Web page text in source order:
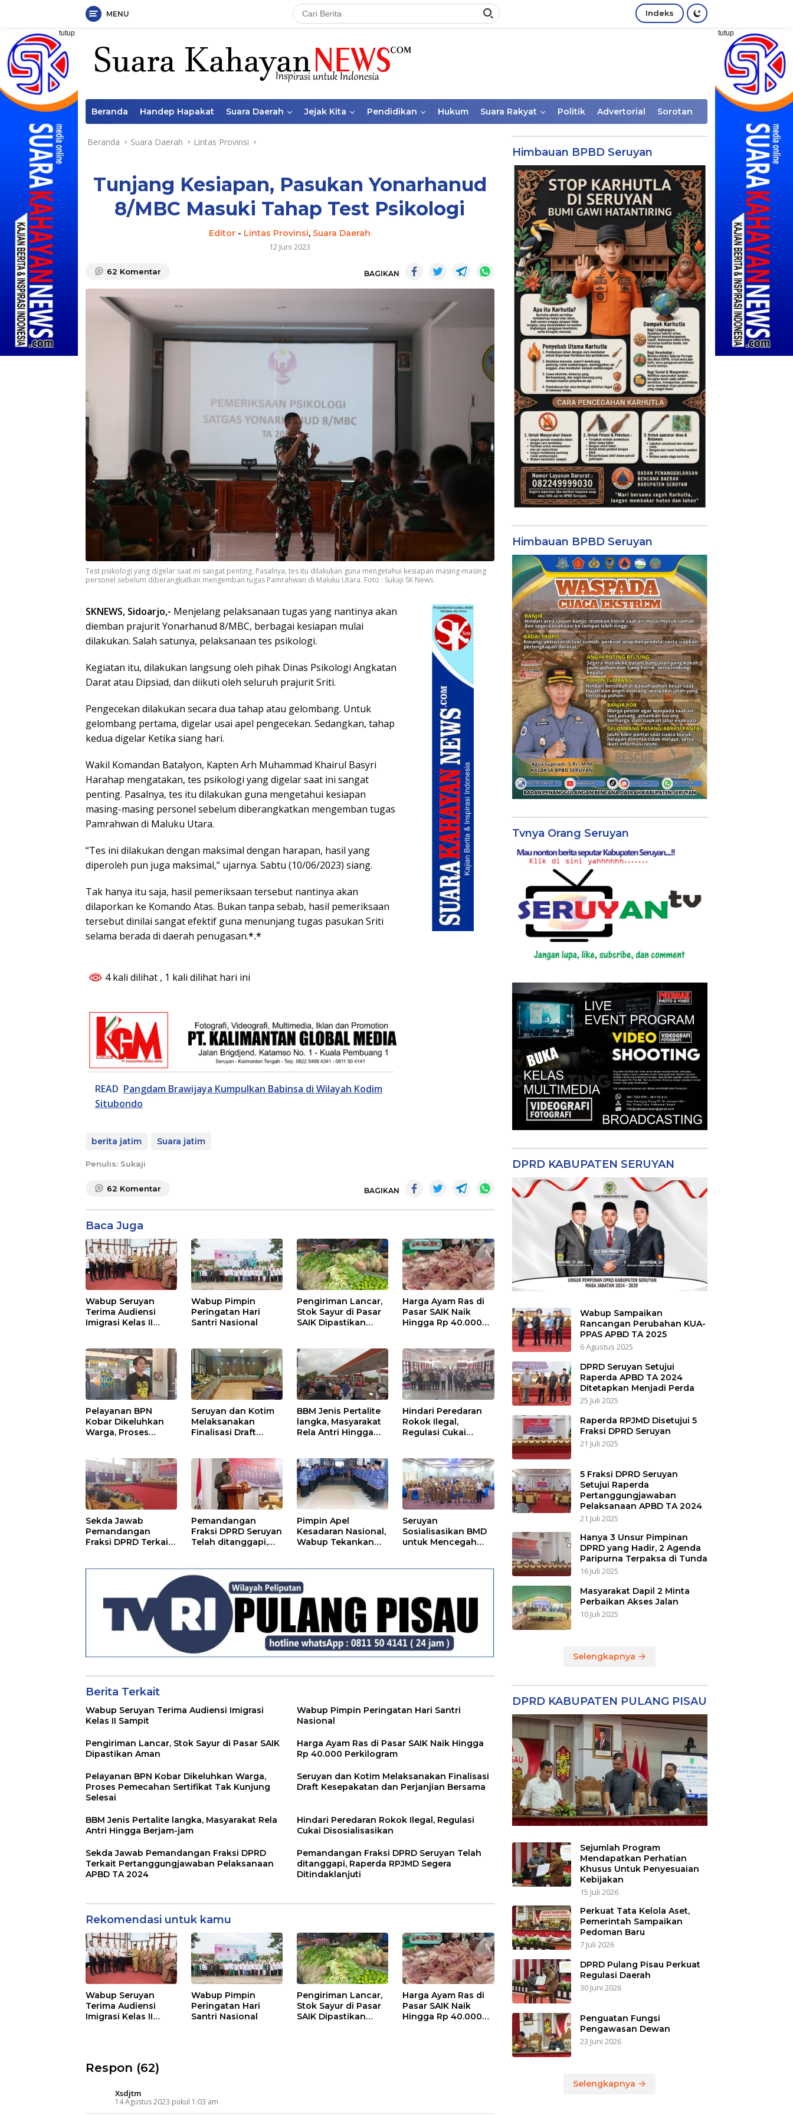
Langsung
konten
MENU Indeks
tutup tutup
Beranda Handep Hapakat Suara Daerah Jejak Kita Pendidikan Hukum Suara Rakyat Politik Advertorial Sorotan
Beranda Suara Daerah Lintas Provinsi
Tunjang Kesiapan, Pasukan Yonarhanud
8/MBC Masuki Tahap Test Psikologi
Editor - Lintas Provinsi, Suara Daerah
12 Juni 2023
62 Komentar BAGIKAN
Test psikologi yang digelar saat ini sangat penting. Pasalnya, tes itu dilakukan guna mengetahui kesiapan masing-masing
personel sebelum diberangkatkan mengemban tugas Pamrahwan di Maluku Utara. Foto : Sukaji SK News
SKNEWS, Sidoarjo,- Menjelang pelaksanaan tugas yang nantinya akan
diemban prajurit Yonarhanud 8/MBC, berbagai kesiapan mulai
dilakukan. Salah satunya, pelaksanaan tes psikologi.
Kegiatan itu, dilakukan langsung oleh pihak Dinas Psikologi Angkatan
Darat atau Dipsiad, dan diikuti oleh seluruh prajurit Sriti.
Pengecekan dilakukan secara dua tahap atau gelombang. Untuk
gelombang pertama, digelar usai apel pengecekan. Sedangkan, tahap
kedua digelar Ketika siang hari.
Wakil Komandan Batalyon, Kapten Arh Muhammad Khairul Basyri
Harahap mengatakan, tes psikologi yang digelar saat ini sangat
penting. Pasalnya, tes itu dilakukan guna mengetahui kesiapan
masing-masing personel sebelum diberangkatkan mengemban tugas
Pamrahwan di Maluku Utara.
“Tes ini dilakukan dengan maksimal dengan harapan, hasil yang
diperoleh pun juga maksimal,” ujarnya. Sabtu (10/06/2023) siang.
Tak hanya itu saja, hasil pemeriksaan tersebut nantinya akan
dilaporkan ke Komando Atas. Bukan tanpa sebab, hasil pemeriksaan
tersebut dinilai sangat efektif guna menunjang tugas pasukan Sriti
selama berada di daerah penugasan.*.*
4 kali dilihat , 1 kali dilihat hari ini
READ Pangdam Brawijaya Kumpulkan Babinsa di Wilayah Kodim
Situbondo
berita jatim Suara jatim
Penulis: Sukaji
62 Komentar BAGIKAN
Baca Juga
Wabup Seruyan
Terima Audiensi
Imigrasi Kelas II
Wabup Pimpin
Peringatan Hari
Santri Nasional
Pengiriman Lancar,
Stok Sayur di Pasar
SAIK Dipastikan
Harga Ayam Ras di
Pasar SAIK Naik
Hingga Rp 40.000
Pelayanan BPN
Kobar Dikeluhkan
Warga, Proses
Kunjung Selesai
Seruyan dan Kotim
Melaksanakan
Finalisasi Draft
BBM Jenis Pertalite
langka, Masyarakat
Rela Antri Hingga
Hindari Peredaran
Rokok Ilegal,
Regulasi Cukai
Sekda Jawab
Pemandangan
Fraksi DPRD Terkait
Pemandangan
Fraksi DPRD Seruyan
Telah ditanggapi,
Ditindaklanjuti
Pimpin Apel
Kesadaran Nasional,
Wabup Tekankan
Seruyan
Sosialisasikan BMD
untuk Mencegah
Berita Terkait
Wabup Seruyan Terima Audiensi Imigrasi
Kelas II Sampit
Wabup Pimpin Peringatan Hari Santri
Nasional
Pengiriman Lancar, Stok Sayur di Pasar SAIK
Dipastikan Aman
Harga Ayam Ras di Pasar SAIK Naik Hingga
Rp 40.000 Perkilogram
Pelayanan BPN Kobar Dikeluhkan Warga,
Proses Pemecahan Sertifikat Tak Kunjung
Selesai
Seruyan dan Kotim Melaksanakan Finalisasi
Draft Kesepakatan dan Perjanjian Bersama
BBM Jenis Pertalite langka, Masyarakat Rela
Antri Hingga Berjam-jam
Hindari Peredaran Rokok Ilegal, Regulasi
Cukai Disosialisasikan
Sekda Jawab Pemandangan Fraksi DPRD
Terkait Pertanggungjawaban Pelaksanaan
APBD TA 2024
Pemandangan Fraksi DPRD Seruyan Telah
ditanggapi, Raperda RPJMD Segera
Ditindaklanjuti
Rekomendasi untuk kamu
Wabup Seruyan
Terima Audiensi
Imigrasi Kelas II
Wabup Pimpin
Peringatan Hari
Santri Nasional
Pengiriman Lancar,
Stok Sayur di Pasar
SAIK Dipastikan
Harga Ayam Ras di
Pasar SAIK Naik
Hingga Rp 40.000
Respon (62)
Xsdjtm
14 Agustus 2023 pukul 1:03 am
Himbauan BPBD Seruyan
Himbauan BPBD Seruyan
Tvnya Orang Seruyan
DPRD KABUPATEN SERUYAN
Wabup Sampaikan
Rancangan Perubahan KUA-
PPAS APBD TA 2025
6 Agustus 2025
DPRD Seruyan Setujui
Raperda APBD TA 2024
Ditetapkan Menjadi Perda
25 Juli 2025
Raperda RPJMD Disetujui 5
Fraksi DPRD Seruyan
21 Juli 2025
5 Fraksi DPRD Seruyan
Setujui Raperda
Pertanggungjawaban
Pelaksanaan APBD TA 2024
21 Juli 2025
Hanya 3 Unsur Pimpinan
DPRD yang Hadir, 2 Agenda
Paripurna Terpaksa di Tunda
16 Juli 2025
Masyarakat Dapil 2 Minta
Perbaikan Akses Jalan
10 Juli 2025
Selengkapnya
DPRD KABUPATEN PULANG PISAU
Sejumlah Program
Mendapatkan Perhatian
Khusus Untuk Penyesuaian
Kebijakan
15 Juli 2026
Perkuat Tata Kelola Aset,
Pemerintah Sampaikan
Pedoman Baru
7 Juli 2026
DPRD Pulang Pisau Perkuat
Regulasi Daerah
30 Juni 2026
Penguatan Fungsi
Pengawasan Dewan
23 Juni 2026
Selengkapnya